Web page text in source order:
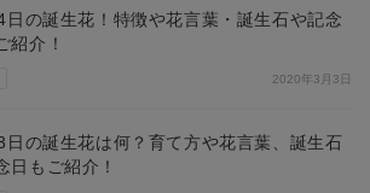
日の誕生花！特徴や花言葉・誕生石や記念
紹介！
2020年3月3日
日の誕生花は何？育て方や花言葉、誕生石
日もご紹介！